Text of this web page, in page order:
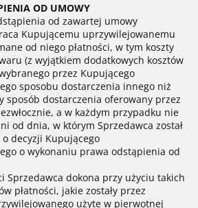
OD UMOWY
od zawartej umowy
Kupującemu uprzywilejowanemu
od niego płatności, w tym koszty
(z wyjątkiem dodatkowych kosztów
przez Kupującego
sposobu dostarczenia innego niż
sposób dostarczenia oferowany przez
a w każdym przypadku nie
od dnia, w którym Sprzedawca został
decyzji Kupującego
o wykonaniu prawa odstąpienia od
Sprzedawca dokona przy użyciu takich
płatności, jakie zostały przez
użyte w pierwotnej